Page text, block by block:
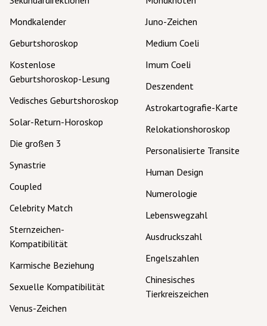
Mondkalender
Geburtshoroskop
Kostenlose
Geburtshoroskop-Lesung
Vedisches Geburtshoroskop
Solar-Return-Horoskop
Die großen 3
Synastrie
Coupled
Celebrity Match
Sternzeichen-
Kompatibilität
Karmische Beziehung
Sexuelle Kompatibilität
Venus-Zeichen
Juno-Zeichen
Medium Coeli
Imum Coeli
Deszendent
Astrokartografie-Karte
Relokationshoroskop
Personalisierte Transite
Human Design
Numerologie
Lebenswegzahl
Ausdruckszahl
Engelszahlen
Chinesisches
Tierkreiszeichen